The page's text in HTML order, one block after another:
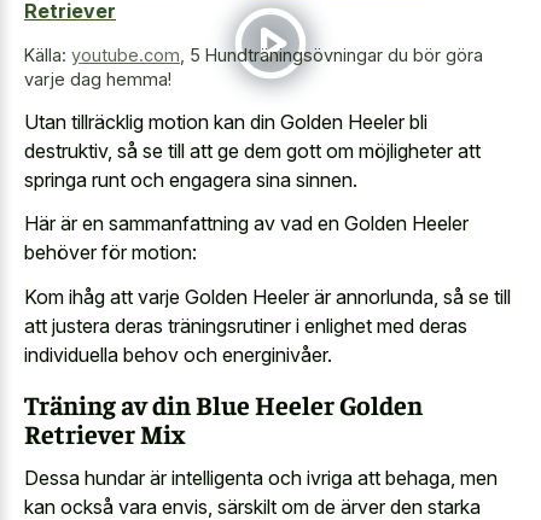
Retriever
Källa: youtube.com, 5 Hundträningsövningar du bör göra
varje dag hemma!
Utan tillräcklig motion kan din Golden Heeler bli
destruktiv, så se till att ge dem gott om möjligheter att
springa runt och engagera sina sinnen.
Här är en sammanfattning av vad en Golden Heeler
behöver för motion:
Kom ihåg att varje Golden Heeler är annorlunda, så se till
att justera deras träningsrutiner i enlighet med deras
individuella behov och energinivåer.
Träning av din Blue Heeler Golden
Retriever Mix
Dessa hundar är intelligenta och ivriga att behaga, men
kan också vara envis, särskilt om de ärver den starka